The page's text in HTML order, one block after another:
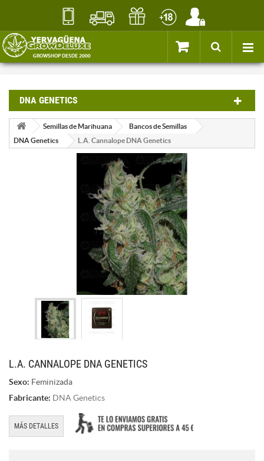
DNA GENETICS
Semillas de Marihuana
Bancos de Semillas
DNA Genetics
L.A. Cannalope DNA Genetics
L.A. CANNALOPE DNA GENETICS
Sexo: Feminizada
Fabricante: DNA Genetics
MÁS DETALLES